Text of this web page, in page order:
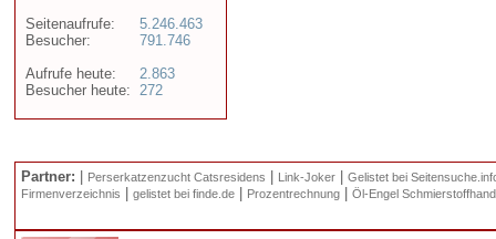
Seitenaufrufe:
Besucher:
Aufrufe heute:
Besucher heute:
5.246.463
791.746
2.863
272
Partner: Perserkatzenzucht Catsresidens Link-Joker
Gelistet bei
Firmenverzeichnis
gelistet bei finde.de Prozentrechnung Öl-Engel